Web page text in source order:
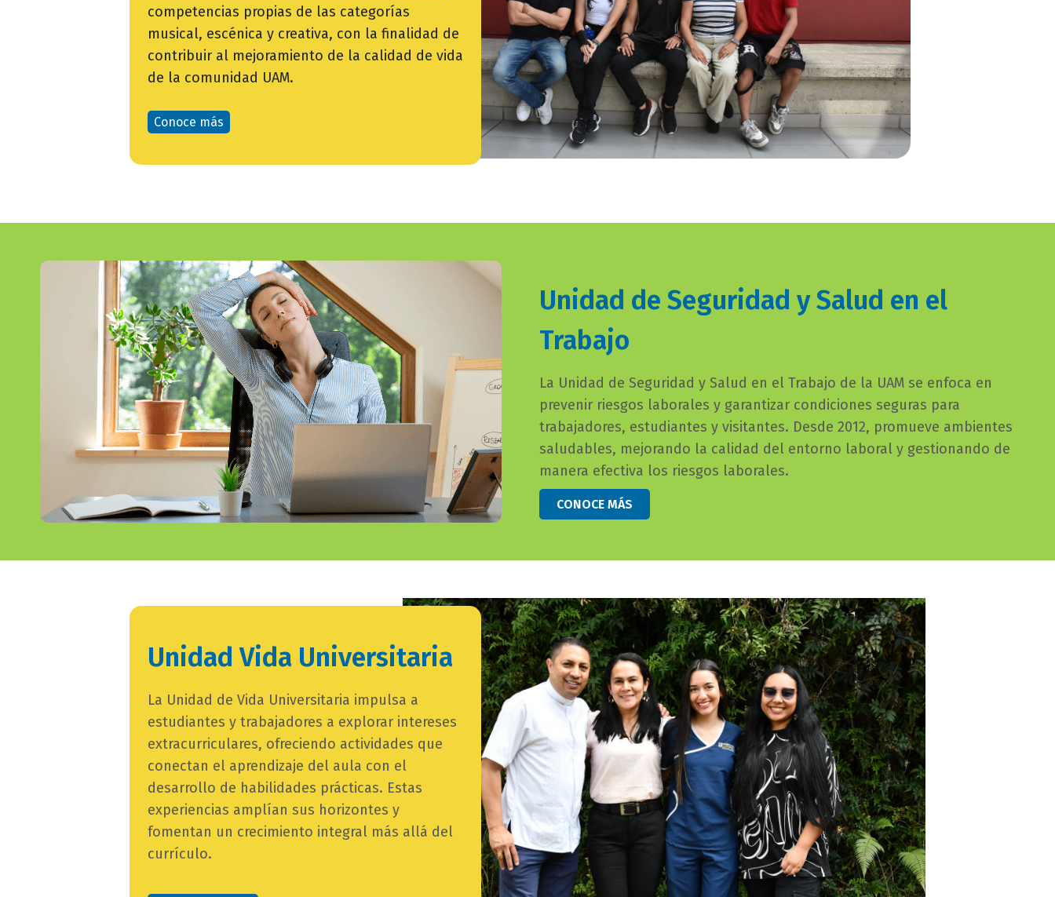
competencias propias de las categorías
musical, escénica y creativa, con la finalidad de
contribuir al mejoramiento de la calidad de vida
de la comunidad UAM.
Conoce más
bloque
imagen_imagen
subtitulo
bloque
texto
Unidad de Seguridad y Salud en el
Trabajo
campo
texto
bloque
texto
La Unidad de Seguridad y Salud en el Trabajo de la UAM se enfoca en
prevenir riesgos laborales y garantizar condiciones seguras para
trabajadores, estudiantes y visitantes. Desde 2012, promueve ambientes
saludables, mejorando la calidad del entorno laboral y gestionando de
manera efectiva los riesgos laborales.
button
bloque
CONOCE MÁS
subtitulo
bloque
Unidad Vida Universitaria
campo
texto
bloque
La Unidad de Vida Universitaria impulsa a
estudiantes y trabajadores a explorar intereses
extracurriculares, ofreciendo actividades que
conectan el aprendizaje del aula con el
desarrollo de habilidades prácticas. Estas
experiencias amplían sus horizontes y
fomentan un crecimiento integral más allá del
currículo.
bloque
imagen_imagen